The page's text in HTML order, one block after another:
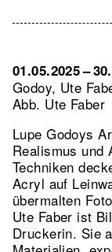
01.05.2025 –
Godoy, Ute
Abb. Ute Faber
Lupe Godoys
Realismus und
Techniken
Acryl auf
übermalten
Ute Faber ist
Druckerin. Sie